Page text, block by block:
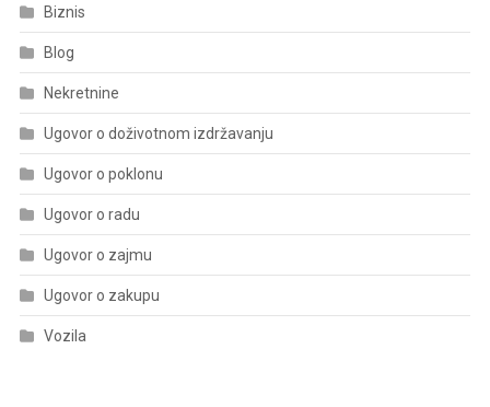
Biznis
Blog
Nekretnine
Ugovor o doživotnom izdržavanju
Ugovor o poklonu
Ugovor o radu
Ugovor o zajmu
Ugovor o zakupu
Vozila